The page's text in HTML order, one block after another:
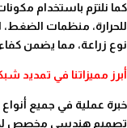
كما نلتزم باستخدام
للحرارة، منظمات الضغط،
نوع زراعة، مما يضمن
أبرز مميزاتنا في تمديد
خبرة عملية في جميع أنواع
تصميم هندسي مخصص